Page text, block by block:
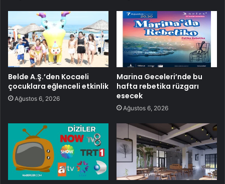
Belde A.Ş.’den Kocaeli
çocuklara eğlenceli etkinlik
Ağustos 6, 2026
Marina Geceleri’nde bu
hafta rebetika rüzgarı
esecek
Ağustos 6, 2026